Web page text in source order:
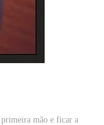
mão e ficar a